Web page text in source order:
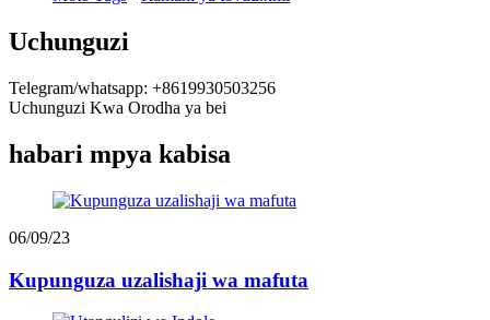
Uchunguzi
Telegram/whatsapp: +8619930503256
Uchunguzi Kwa Orodha ya bei
habari mpya kabisa
06/09/23
Kupunguza uzalishaji wa mafuta